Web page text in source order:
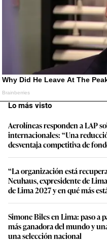
Lo más visto
Aerolíneas responden a LAP
internacionales: “Una
desventaja competitiva de
“La organización está
Neuhaus, expresidente de
de Lima 2027 y en qué más
Simone Biles en Lima: paso a
más ganadora del mundo y
una selección nacional